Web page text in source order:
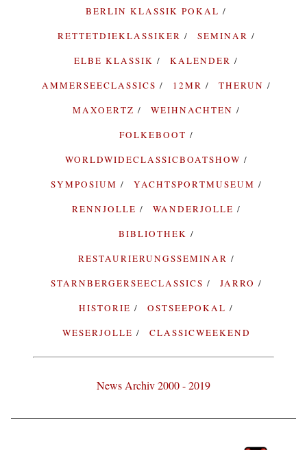
BERLIN KLASSIK POKAL
RETTETDIEKLASSIKER
SEMINAR
ELBE KLASSIK
KALENDER
AMMERSEECLASSICS
12MR
THERUN
MAXOERTZ
WEIHNACHTEN
FOLKEBOOT
WORLDWIDECLASSICBOATSHOW
SYMPOSIUM
YACHTSPORTMUSEUM
RENNJOLLE
WANDERJOLLE
BIBLIOTHEK
RESTAURIERUNGSSEMINAR
STARNBERGERSEECLASSICS
JARRO
HISTORIE
OSTSEEPOKAL
WESERJOLLE
CLASSICWEEKEND
News Archiv 2000 - 2019